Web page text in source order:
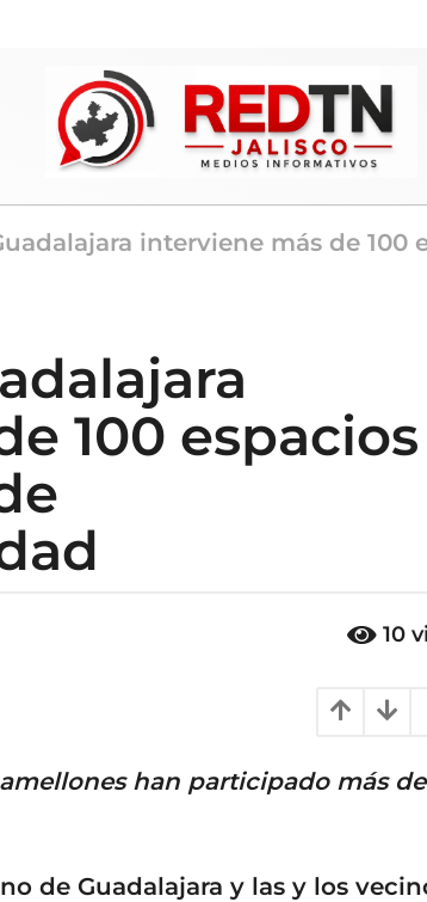
interviene más de 100
100 espacios
10
han participado más de
de Guadalajara y las y los